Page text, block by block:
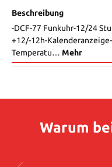
Beschreibung
-DCF-77 Funkuhr-12/24
+12/-12h-
Temperatu… Mehr
Warum